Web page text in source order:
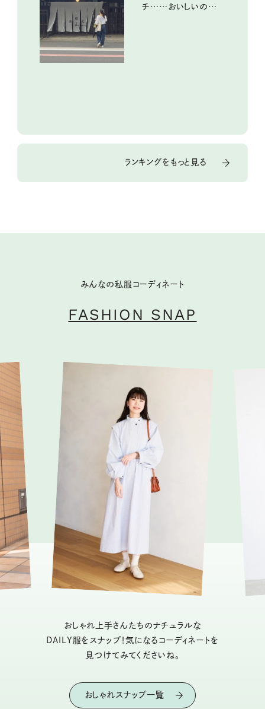
チ……おいしいのんび
ランキングをもっと見る
みんなの私服コーディネート
FASHION SNAP
おしゃれ上手さんたちのナチュラルな
DAILY服をスナップ！気になるコーディネートを
見つけてみてくださいね。
おしゃれスナップ一覧